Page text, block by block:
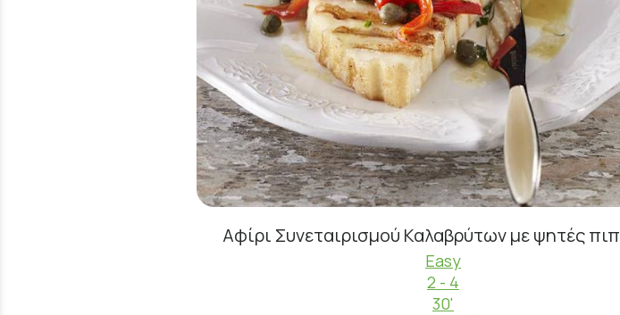
Αφίρι Συνεταιρισμού Καλαβρύτων με ψητές
Easy
2 - 4
30'